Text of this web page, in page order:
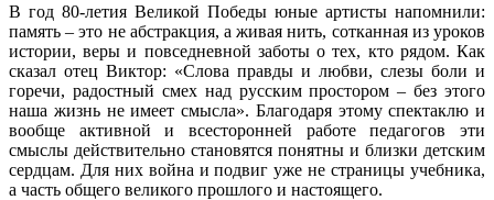
В год 80-летия Великой Победы юные артисты напомнили:
память – это не абстракция, а живая нить, сотканная из уроков
истории, веры и повседневной заботы о тех, кто рядом. Как
сказал отец Виктор: «Слова правды и любви, слезы боли и
горечи, радостный смех над русским простором – без этого
наша жизнь не имеет смысла». Благодаря этому спектаклю и
вообще активной и всесторонней работе педагогов эти
смыслы действительно становятся понятны и близки детским
сердцам. Для них война и подвиг уже не страницы учебника,
а часть общего великого прошлого и настоящего.